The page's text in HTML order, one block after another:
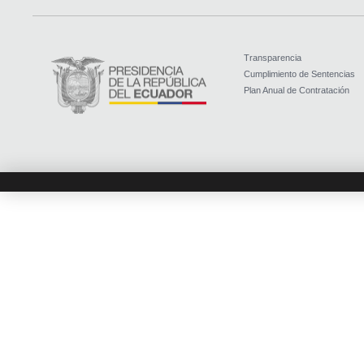
Transparencia
Cumplimiento de Sentencias
Plan Anual de Contratación